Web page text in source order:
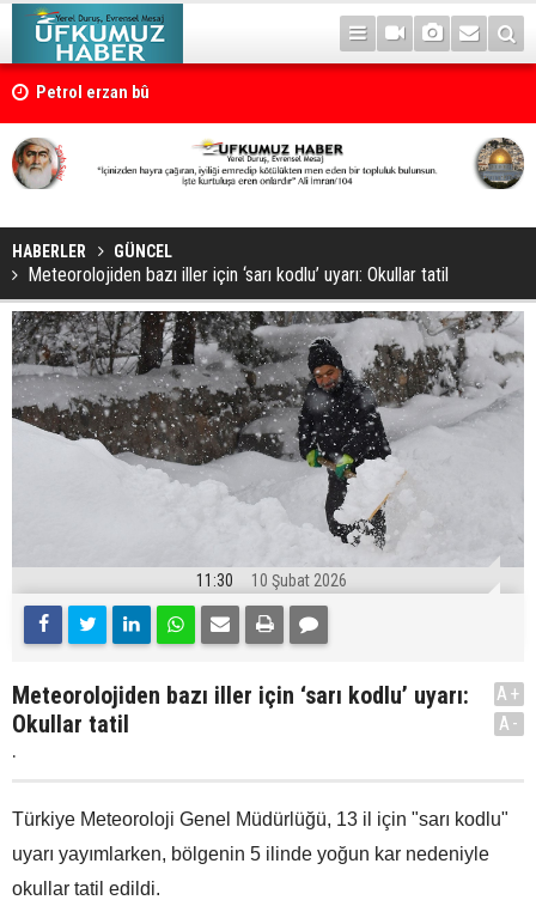
Petrol erzan bû
HABERLER GÜNCEL
Meteorolojiden bazı iller için ‘sarı kodlu’ uyarı: Okullar tatil
11:30 10 Şubat 2026
Meteorolojiden bazı iller için ‘sarı kodlu’ uyarı:
Okullar tatil
.
A+
A-
Türkiye Meteoroloji Genel Müdürlüğü, 13 il için "sarı kodlu"
uyarı yayımlarken, bölgenin 5 ilinde yoğun kar nedeniyle
okullar tatil edildi.